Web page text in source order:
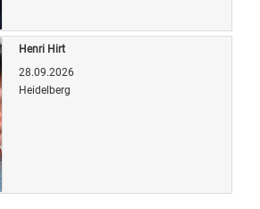
Henri Hirt
28.09.2026
Heidelberg